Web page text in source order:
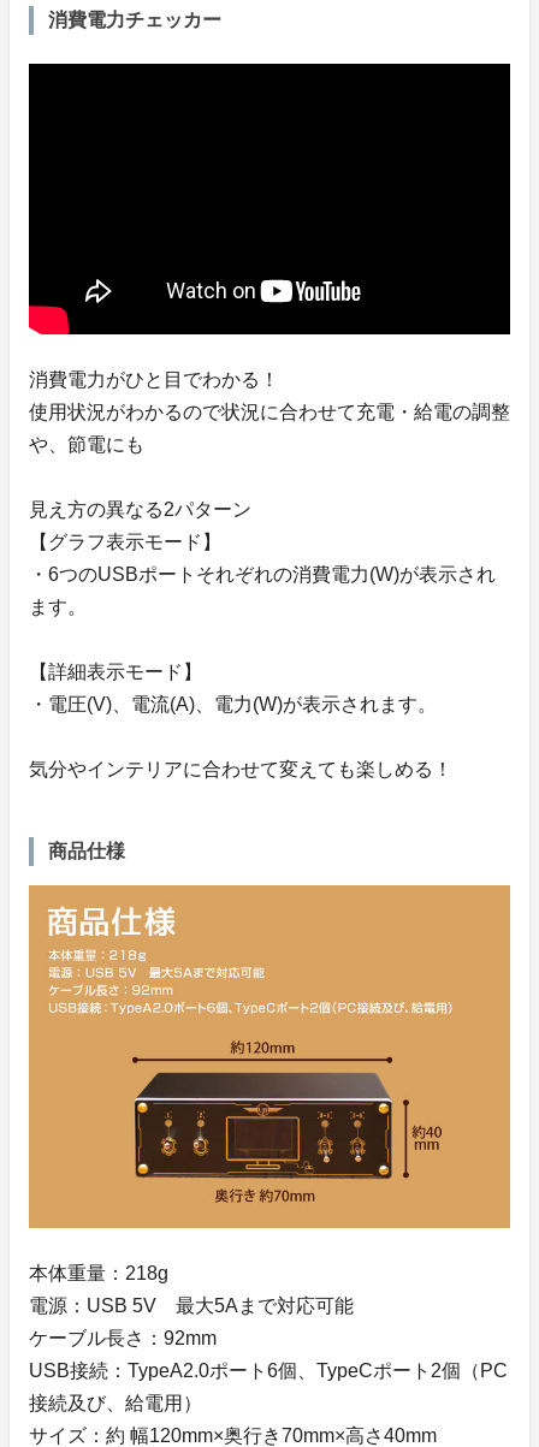
消費電力チェッカー
消費電力がひと目でわかる！
使用状況がわかるので状況に合わせて充電・給電の調整
や、節電にも
見え方の異なる2パターン
【グラフ表示モード】
・6つのUSBポートそれぞれの消費電力(W)が表示され
ます。
【詳細表示モード】
・電圧(V)、電流(A)、電力(W)が表示されます。
気分やインテリアに合わせて変えても楽しめる！
商品仕様
本体重量：218g
電源：USB 5V 最大5Aまで対応可能
ケーブル長さ：92mm
USB接続：TypeA2.0ポート6個、TypeCポート2個（PC
接続及び、給電用）
サイズ：約 幅120mm×奥行き70mm×高さ40mm